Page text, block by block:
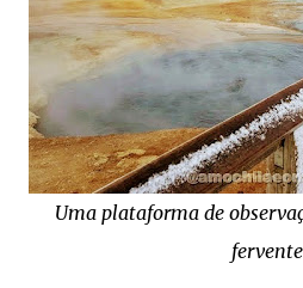
Uma plataforma de
fervente